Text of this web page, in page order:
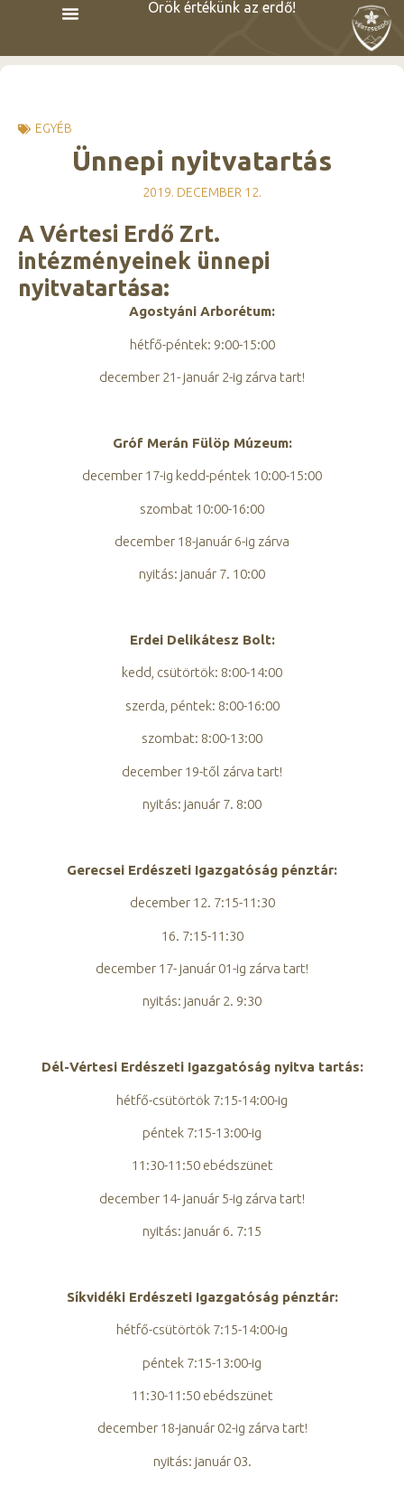
Örök értékünk az erdő!
EGYÉB
Ünnepi nyitvatartás
2019. DECEMBER 12.
A Vértesi Erdő Zrt.
intézményeinek ünnepi
nyitvatartása:
Agostyáni Arborétum:
hétfő-péntek: 9:00-15:00
december 21- január 2-ig zárva tart!
Gróf Merán Fülöp Múzeum:
december 17-ig kedd-péntek 10:00-15:00
szombat 10:00-16:00
december 18-január 6-ig zárva
nyitás: január 7. 10:00
Erdei Delikátesz Bolt:
kedd, csütörtök: 8:00-14:00
szerda, péntek: 8:00-16:00
szombat: 8:00-13:00
december 19-től zárva tart!
nyitás: január 7. 8:00
Gerecsei Erdészeti Igazgatóság pénztár:
december 12. 7:15-11:30
16. 7:15-11:30
december 17- január 01-ig zárva tart!
nyitás: január 2. 9:30
Dél-Vértesi Erdészeti Igazgatóság nyitva tartás:
hétfő-csütörtök 7:15-14:00-ig
péntek 7:15-13:00-ig
11:30-11:50 ebédszünet
december 14- január 5-ig zárva tart!
nyitás: január 6. 7:15
Síkvidéki Erdészeti Igazgatóság pénztár:
hétfő-csütörtök 7:15-14:00-ig
péntek 7:15-13:00-ig
11:30-11:50 ebédszünet
december 18-január 02-ig zárva tart!
nyitás: január 03.